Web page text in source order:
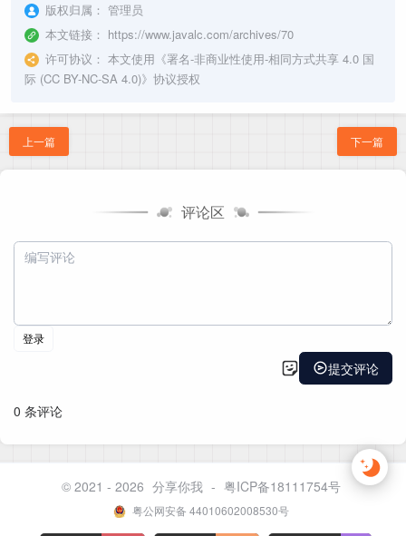
版权归属： 管理员
本文链接： https://www.javalc.com/archives/70
许可协议： 本文使用《署名-非商业性使用-相同方式共享 4.0 国
际 (CC BY-NC-SA 4.0)》协议授权
上一篇 下一篇
评论区
© 2021 - 2026 分享你我 - 粤ICP备18111754号
粤公网安备 44010602008530号